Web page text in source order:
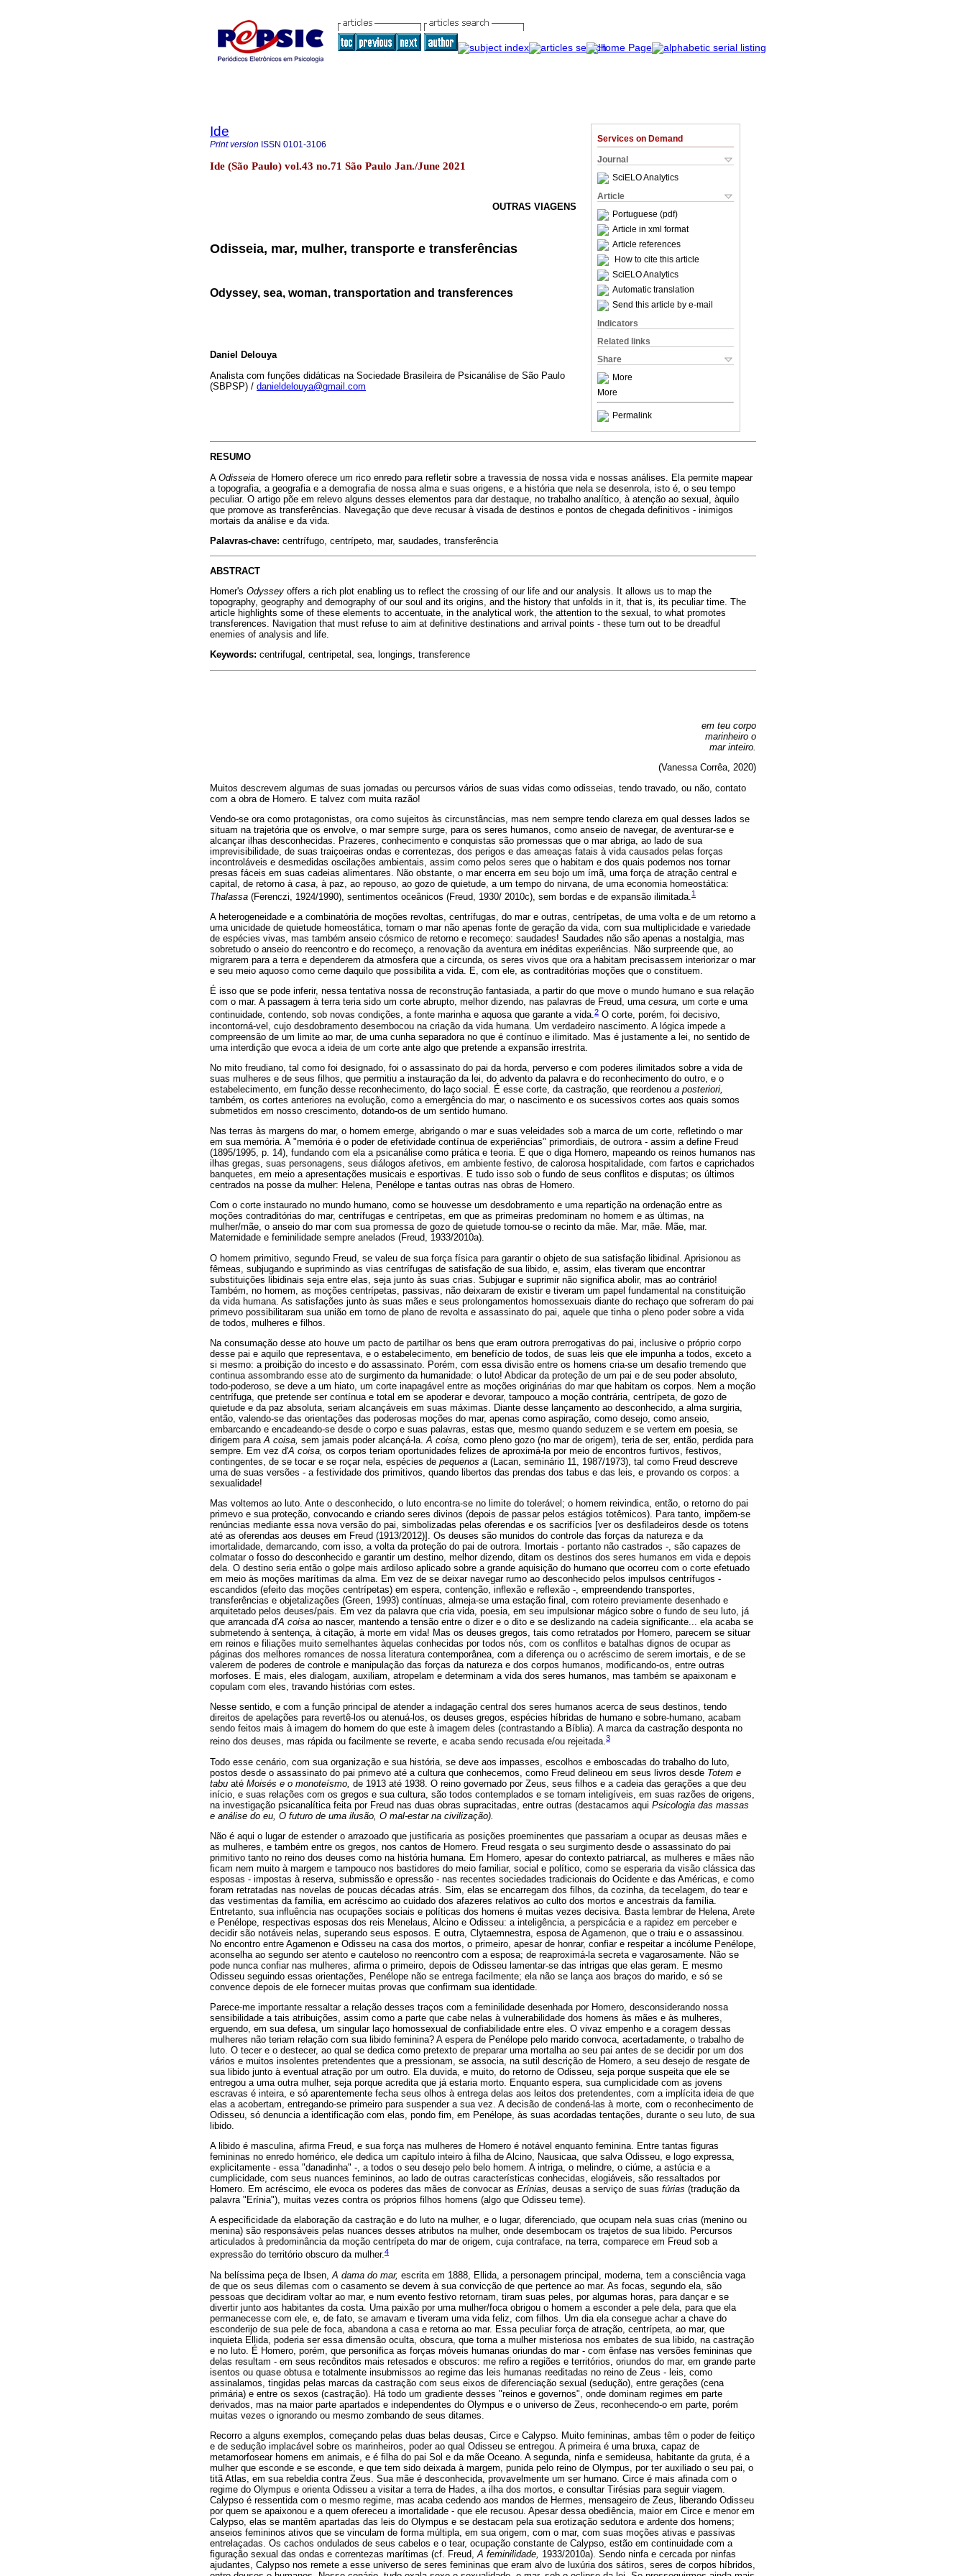
Services on Demand
Journal
SciELO Analytics
Article
Portuguese (pdf)
Article in xml format
Article references
How to cite this article
SciELO Analytics
Automatic translation
Send this article by e-mail
Indicators
Related links
Share
More
More
Permalink
Ide
Print version ISSN 0101-3106
Ide (São Paulo) vol.43 no.71 São Paulo Jan./June 2021
OUTRAS VIAGENS
Odisseia, mar, mulher, transporte e transferências
Odyssey, sea, woman, transportation and transferences
Daniel Delouya
Analista com funções didáticas na Sociedade Brasileira de Psicanálise de São Paulo
(SBPSP) / danieldelouya@gmail.com
RESUMO
A Odisseia de Homero oferece um rico enredo para refletir sobre a travessia de nossa vida e nossas análises. Ela permite mapear
a topografia, a geografia e a demografia de nossa alma e suas origens, e a história que nela se desenrola, isto é, o seu tempo
peculiar. O artigo põe em relevo alguns desses elementos para dar destaque, no trabalho analítico, à atenção ao sexual, àquilo
que promove as transferências. Navegação que deve recusar à visada de destinos e pontos de chegada definitivos - inimigos
mortais da análise e da vida.
Palavras-chave: centrífugo, centrípeto, mar, saudades, transferência
ABSTRACT
Homer's Odyssey offers a rich plot enabling us to reflect the crossing of our life and our analysis. It allows us to map the
topography, geography and demography of our soul and its origins, and the history that unfolds in it, that is, its peculiar time. The
article highlights some of these elements to accentuate, in the analytical work, the attention to the sexual, to what promotes
transferences. Navigation that must refuse to aim at definitive destinations and arrival points - these turn out to be dreadful
enemies of analysis and life.
Keywords: centrifugal, centripetal, sea, longings, transference
em teu corpo
marinheiro o
mar inteiro.
(Vanessa Corrêa, 2020)
Muitos descrevem algumas de suas jornadas ou percursos vários de suas vidas como odisseias, tendo travado, ou não, contato
com a obra de Homero. E talvez com muita razão!
Vendo-se ora como protagonistas, ora como sujeitos às circunstâncias, mas nem sempre tendo clareza em qual desses lados se
situam na trajetória que os envolve, o mar sempre surge, para os seres humanos, como anseio de navegar, de aventurar-se e
alcançar ilhas desconhecidas. Prazeres, conhecimento e conquistas são promessas que o mar abriga, ao lado de sua
imprevisibilidade, de suas traiçoeiras ondas e correntezas, dos perigos e das ameaças fatais à vida causados pelas forças
incontroláveis e desmedidas oscilações ambientais, assim como pelos seres que o habitam e dos quais podemos nos tornar
presas fáceis em suas cadeias alimentares. Não obstante, o mar encerra em seu bojo um ímã, uma força de atração central e
capital, de retorno à casa , à paz, ao repouso, ao gozo de quietude, a um tempo do nirvana, de uma economia homeostática:
Thalassa (Ferenczi, 1924/1990), sentimentos oceânicos (Freud, 1930/ 2010c), sem bordas e de expansão ilimitada.1
A heterogeneidade e a combinatória de moções revoltas, centrífugas, do mar e outras, centrípetas, de uma volta e de um retorno a
uma unicidade de quietude homeostática, tornam o mar não apenas fonte de geração da vida, com sua multiplicidade e variedade
de espécies vivas, mas também anseio cósmico de retorno e recomeço: saudades! Saudades não são apenas a nostalgia, mas
sobretudo o anseio do reencontro e do recomeço, a renovação da aventura em inéditas experiências. Não surpreende que, ao
migrarem para a terra e dependerem da atmosfera que a circunda, os seres vivos que ora a habitam precisassem interiorizar o mar
e seu meio aquoso como cerne daquilo que possibilita a vida. E, com ele, as contraditórias moções que o constituem.
É isso que se pode inferir, nessa tentativa nossa de reconstrução fantasiada, a partir do que move o mundo humano e sua relação
com o mar. A passagem à terra teria sido um corte abrupto, melhor dizendo, nas palavras de Freud, uma cesura, um corte e uma
continuidade, contendo, sob novas condições, a fonte marinha e aquosa que garante a vida.2 O corte, porém, foi decisivo,
incontorná-vel, cujo desdobramento desembocou na criação da vida humana. Um verdadeiro nascimento. A lógica impede a
compreensão de um limite ao mar, de uma cunha separadora no que é contínuo e ilimitado. Mas é justamente a lei, no sentido de
uma interdição que evoca a ideia de um corte ante algo que pretende a expansão irrestrita.
No mito freudiano, tal como foi designado, foi o assassinato do pai da horda, perverso e com poderes ilimitados sobre a vida de
suas mulheres e de seus filhos, que permitiu a instauração da lei, do advento da palavra e do reconhecimento do outro, e o
estabelecimento, em função desse reconhecimento, do laço social. É esse corte, da castração, que reordenou a posteriori,
também, os cortes anteriores na evolução, como a emergência do mar, o nascimento e os sucessivos cortes aos quais somos
submetidos em nosso crescimento, dotando-os de um sentido humano.
Nas terras às margens do mar, o homem emerge, abrigando o mar e suas veleidades sob a marca de um corte, refletindo o mar
em sua memória. A "memória é o poder de efetividade contínua de experiências" primordiais, de outrora - assim a define Freud
(1895/1995, p. 14), fundando com ela a psicanálise como prática e teoria. E que o diga Homero, mapeando os reinos humanos nas
ilhas gregas, suas personagens, seus diálogos afetivos, em ambiente festivo, de calorosa hospitalidade, com fartos e caprichados
banquetes, em meio a apresentações musicais e esportivas. E tudo isso sob o fundo de seus conflitos e disputas; os últimos
centrados na posse da mulher: Helena, Penélope e tantas outras nas obras de Homero.
Com o corte instaurado no mundo humano, como se houvesse um desdobramento e uma repartição na ordenação entre as
moções contraditórias do mar, centrífugas e centrípetas, em que as primeiras predominam no homem e as últimas, na
mulher/mãe, o anseio do mar com sua promessa de gozo de quietude tornou-se o recinto da mãe. Mar, mãe. Mãe, mar.
Maternidade e feminilidade sempre anelados (Freud, 1933/2010a).
O homem primitivo, segundo Freud, se valeu de sua força física para garantir o objeto de sua satisfação libidinal. Aprisionou as
fêmeas, subjugando e suprimindo as vias centrífugas de satisfação de sua libido, e, assim, elas tiveram que encontrar
substituições libidinais seja entre elas, seja junto às suas crias. Subjugar e suprimir não significa abolir, mas ao contrário!
Também, no homem, as moções centrípetas, passivas, não deixaram de existir e tiveram um papel fundamental na constituição
da vida humana. As satisfações junto às suas mães e seus prolongamentos homossexuais diante do rechaço que sofreram do pai
primevo possibilitaram sua união em torno de plano de revolta e assassinato do pai, aquele que tinha o pleno poder sobre a vida
de todos, mulheres e filhos.
Na consumação desse ato houve um pacto de partilhar os bens que eram outrora prerrogativas do pai, inclusive o próprio corpo
desse pai e aquilo que representava, e o estabelecimento, em benefício de todos, de suas leis que ele impunha a todos, exceto a
si mesmo: a proibição do incesto e do assassinato. Porém, com essa divisão entre os homens cria-se um desafio tremendo que
continua assombrando esse ato de surgimento da humanidade: o luto! Abdicar da proteção de um pai e de seu poder absoluto,
todo-poderoso, se deve a um hiato, um corte inapagável entre as moções originárias do mar que habitam os corpos. Nem a moção
centrífuga, que pretende ser contínua e total em se apoderar e devorar, tampouco a moção contrária, centrípeta, de gozo de
quietude e da paz absoluta, seriam alcançáveis em suas máximas. Diante desse lançamento ao desconhecido, a alma surgiria,
então, valendo-se das orientações das poderosas moções do mar, apenas como aspiração, como desejo, como anseio,
embarcando e encadeando-se desde o corpo e suas palavras, estas que, mesmo quando seduzem e se vertem em poesia, se
dirigem para A coisa, sem jamais poder alcançá-la. A coisa, como pleno gozo (no mar de origem), teria de ser, então, perdida para
sempre. Em vez d'A coisa, os corpos teriam oportunidades felizes de aproximá-la por meio de encontros furtivos, festivos,
contingentes, de se tocar e se roçar nela, espécies de pequenos a (Lacan, seminário 11, 1987/1973), tal como Freud descreve
uma de suas versões - a festividade dos primitivos, quando libertos das prendas dos tabus e das leis, e provando os corpos: a
sexualidade!
Mas voltemos ao luto. Ante o desconhecido, o luto encontra-se no limite do tolerável; o homem reivindica, então, o retorno do pai
primevo e sua proteção, convocando e criando seres divinos (depois de passar pelos estágios totêmicos). Para tanto, impõem-se
renúncias mediante essa nova versão do pai, simbolizadas pelas oferendas e os sacrifícios [ver os desfiladeiros desde os totens
até as oferendas aos deuses em Freud (1913/2012)]. Os deuses são munidos do controle das forças da natureza e da
imortalidade, demarcando, com isso, a volta da proteção do pai de outrora. Imortais - portanto não castrados -, são capazes de
colmatar o fosso do desconhecido e garantir um destino, melhor dizendo, ditam os destinos dos seres humanos em vida e depois
dela. O destino seria então o golpe mais ardiloso aplicado sobre a grande aquisição do humano que ocorreu com o corte efetuado
em meio às moções marítimas da alma. Em vez de se deixar navegar rumo ao desconhecido pelos impulsos centrífugos -
escandidos (efeito das moções centrípetas) em espera, contenção, inflexão e reflexão -, empreendendo transportes,
transferências e objetalizações (Green, 1993) contínuas, almeja-se uma estação final, com roteiro previamente desenhado e
arquitetado pelos deuses/pais. Em vez da palavra que cria vida, poesia, em seu impulsionar mágico sobre o fundo de seu luto, já
que arrancada d'A coisa ao nascer, mantendo a tensão entre o dizer e o dito e se deslizando na cadeia significante... ela acaba se
submetendo à sentença, à citação, à morte em vida! Mas os deuses gregos, tais como retratados por Homero, parecem se situar
em reinos e filiações muito semelhantes àquelas conhecidas por todos nós, com os conflitos e batalhas dignos de ocupar as
páginas dos melhores romances de nossa literatura contemporânea, com a diferença ou o acréscimo de serem imortais, e de se
valerem de poderes de controle e manipulação das forças da natureza e dos corpos humanos, modificando-os, entre outras
morfoses. E mais, eles dialogam, auxiliam, atropelam e determinam a vida dos seres humanos, mas também se apaixonam e
copulam com eles, travando histórias com estes.
Nesse sentido, e com a função principal de atender a indagação central dos seres humanos acerca de seus destinos, tendo
direitos de apelações para revertê-los ou atenuá-los, os deuses gregos, espécies híbridas de humano e sobre-humano, acabam
sendo feitos mais à imagem do homem do que este à imagem deles (contrastando a Bíblia). A marca da castração desponta no
reino dos deuses, mas rápida ou facilmente se reverte, e acaba sendo recusada e/ou rejeitada.3
Todo esse cenário, com sua organização e sua história, se deve aos impasses, escolhos e emboscadas do trabalho do luto,
postos desde o assassinato do pai primevo até a cultura que conhecemos, como Freud delineou em seus livros desde Totem e
tabu até Moisés e o monoteísmo, de 1913 até 1938. O reino governado por Zeus, seus filhos e a cadeia das gerações a que deu
início, e suas relações com os gregos e sua cultura, são todos contemplados e se tornam inteligíveis, em suas razões de origens,
na investigação psicanalítica feita por Freud nas duas obras supracitadas, entre outras (destacamos aqui Psicologia das massas
e análise do eu, O futuro de uma ilusão, O mal-estar na civilização).
Não é aqui o lugar de estender o arrazoado que justificaria as posições proeminentes que passariam a ocupar as deusas mães e
as mulheres, e também entre os gregos, nos cantos de Homero. Freud resgata o seu surgimento desde o assassinato do pai
primitivo tanto no reino dos deuses como na história humana. Em Homero, apesar do contexto patriarcal, as mulheres e mães não
ficam nem muito à margem e tampouco nos bastidores do meio familiar, social e político, como se esperaria da visão clássica das
esposas - impostas à reserva, submissão e opressão - nas recentes sociedades tradicionais do Ocidente e das Américas, e como
foram retratadas nas novelas de poucas décadas atrás. Sim, elas se encarregam dos filhos, da cozinha, da tecelagem, do tear e
das vestimentas da família, em acréscimo ao cuidado dos afazeres relativos ao culto dos mortos e ancestrais da família.
Entretanto, sua influência nas ocupações sociais e políticas dos homens é muitas vezes decisiva. Basta lembrar de Helena, Arete
e Penélope, respectivas esposas dos reis Menelaus, Alcino e Odisseu: a inteligência, a perspicácia e a rapidez em perceber e
decidir são notáveis nelas, superando seus esposos. E outra, Clytaemnestra, esposa de Agamenon, que o traiu e o assassinou.
No encontro entre Agamenon e Odisseu na casa dos mortos, o primeiro, apesar de honrar, confiar e respeitar a incólume Penélope,
aconselha ao segundo ser atento e cauteloso no reencontro com a esposa; de reaproximá-la secreta e vagarosamente. Não se
pode nunca confiar nas mulheres, afirma o primeiro, depois de Odisseu lamentar-se das intrigas que elas geram. E mesmo
Odisseu seguindo essas orientações, Penélope não se entrega facilmente; ela não se lança aos braços do marido, e só se
convence depois de ele fornecer muitas provas que confirmam sua identidade.
Parece-me importante ressaltar a relação desses traços com a feminilidade desenhada por Homero, desconsiderando nossa
sensibilidade a tais atribuições, assim como a parte que cabe nelas à vulnerabilidade dos homens às mães e às mulheres,
erguendo, em sua defesa, um singular laço homossexual de confiabilidade entre eles. O vivaz empenho e a coragem dessas
mulheres não teriam relação com sua libido feminina? A espera de Penélope pelo marido convoca, acertadamente, o trabalho de
luto. O tecer e o destecer, ao qual se dedica como pretexto de preparar uma mortalha ao seu pai antes de se decidir por um dos
vários e muitos insolentes pretendentes que a pressionam, se associa, na sutil descrição de Homero, a seu desejo de resgate de
sua libido junto à eventual atração por um outro. Ela duvida, e muito, do retorno de Odisseu, seja porque suspeita que ele se
entregou a uma outra mulher, seja porque acredita que já estaria morto. Enquanto espera, sua cumplicidade com as jovens
escravas é inteira, e só aparentemente fecha seus olhos à entrega delas aos leitos dos pretendentes, com a implícita ideia de que
elas a acobertam, entregando-se primeiro para suspender a sua vez. A decisão de condená-las à morte, com o reconhecimento de
Odisseu, só denuncia a identificação com elas, pondo fim, em Penélope, às suas acordadas tentações, durante o seu luto, de sua
libido.
A libido é masculina, afirma Freud, e sua força nas mulheres de Homero é notável enquanto feminina. Entre tantas figuras
femininas no enredo homérico, ele dedica um capítulo inteiro à filha de Alcino, Nausicaa, que salva Odisseu, e logo expressa,
explicitamente - essa "danadinha" -, a todos o seu desejo pelo belo homem. A intriga, o melindre, o ciúme, a astúcia e a
cumplicidade, com seus nuances femininos, ao lado de outras características conhecidas, elogiáveis, são ressaltados por
Homero. Em acréscimo, ele evoca os poderes das mães de convocar as Erínias, deusas a serviço de suas fúrias (tradução da
palavra "Erínia"), muitas vezes contra os próprios filhos homens (algo que Odisseu teme).
A especificidade da elaboração da castração e do luto na mulher, e o lugar, diferenciado, que ocupam nela suas crias (menino ou
menina) são responsáveis pelas nuances desses atributos na mulher, onde desembocam os trajetos de sua libido. Percursos
articulados à predominância da moção centrípeta do mar de origem, cuja contraface, na terra, comparece em Freud sob a
expressão do território obscuro da mulher.4
Na belíssima peça de Ibsen, A dama do mar, escrita em 1888, Ellida, a personagem principal, moderna, tem a consciência vaga
de que os seus dilemas com o casamento se devem à sua convicção de que pertence ao mar. As focas, segundo ela, são
pessoas que decidiram voltar ao mar, e num evento festivo retornam, tiram suas peles, por algumas horas, para dançar e se
divertir junto aos habitantes da costa. Uma paixão por uma mulher/foca obrigou o homem a esconder a pele dela, para que ela
permanecesse com ele, e, de fato, se amavam e tiveram uma vida feliz, com filhos. Um dia ela consegue achar a chave do
esconderijo de sua pele de foca, abandona a casa e retorna ao mar. Essa peculiar força de atração, centrípeta, ao mar, que
inquieta Ellida, poderia ser essa dimensão oculta, obscura, que torna a mulher misteriosa nos embates de sua libido, na castração
e no luto. É Homero, porém, que personifica as forças móveis humanas oriundas do mar - com ênfase nas versões femininas que
delas resultam - em seus recônditos mais retesados e obscuros: me refiro a regiões e territórios, oriundos do mar, em grande parte
isentos ou quase obtusa e totalmente insubmissos ao regime das leis humanas reeditadas no reino de Zeus - leis, como
assinalamos, tingidas pelas marcas da castração com seus eixos de diferenciação sexual (sedução), entre gerações (cena
primária) e entre os sexos (castração). Há todo um gradiente desses "reinos e governos", onde dominam regimes em parte
derivados, mas na maior parte apartados e independentes do Olympus e o universo de Zeus, reconhecendo-o em parte, porém
muitas vezes o ignorando ou mesmo zombando de seus ditames.
Recorro a alguns exemplos, começando pelas duas belas deusas, Circe e Calypso. Muito femininas, ambas têm o poder de feitiço
e de sedução implacável sobre os marinheiros, poder ao qual Odisseu se entregou. A primeira é uma bruxa, capaz de
metamorfosear homens em animais, e é filha do pai Sol e da mãe Oceano. A segunda, ninfa e semideusa, habitante da gruta, é a
mulher que esconde e se esconde, e que tem sido deixada à margem, punida pelo reino de Olympus, por ter auxiliado o seu pai, o
titã Atlas, em sua rebeldia contra Zeus. Sua mãe é desconhecida, provavelmente um ser humano. Circe é mais afinada com o
regime do Olympus e orienta Odisseu a visitar a terra de Hades, a ilha dos mortos, e consultar Tirésias para seguir viagem.
Calypso é ressentida com o mesmo regime, mas acaba cedendo aos mandos de Hermes, mensageiro de Zeus, liberando Odisseu
por quem se apaixonou e a quem ofereceu a imortalidade - que ele recusou. Apesar dessa obediência, maior em Circe e menor em
Calypso, elas se mantêm apartadas das leis do Olympus e se destacam pela sua erotização sedutora e ardente dos homens;
anseios femininos ativos que se vinculam de forma múltipla, em sua origem, com o mar, com suas moções ativas e passivas
entrelaçadas. Os cachos ondulados de seus cabelos e o tear, ocupação constante de Calypso, estão em continuidade com a
figuração sexual das ondas e correntezas marítimas (cf. Freud,A feminilidade, 1933/2010a). Sendo ninfa e cercada por ninfas
ajudantes, Calypso nos remete a esse universo de seres femininas que eram alvo de luxúria dos sátiros, seres de corpos híbridos,